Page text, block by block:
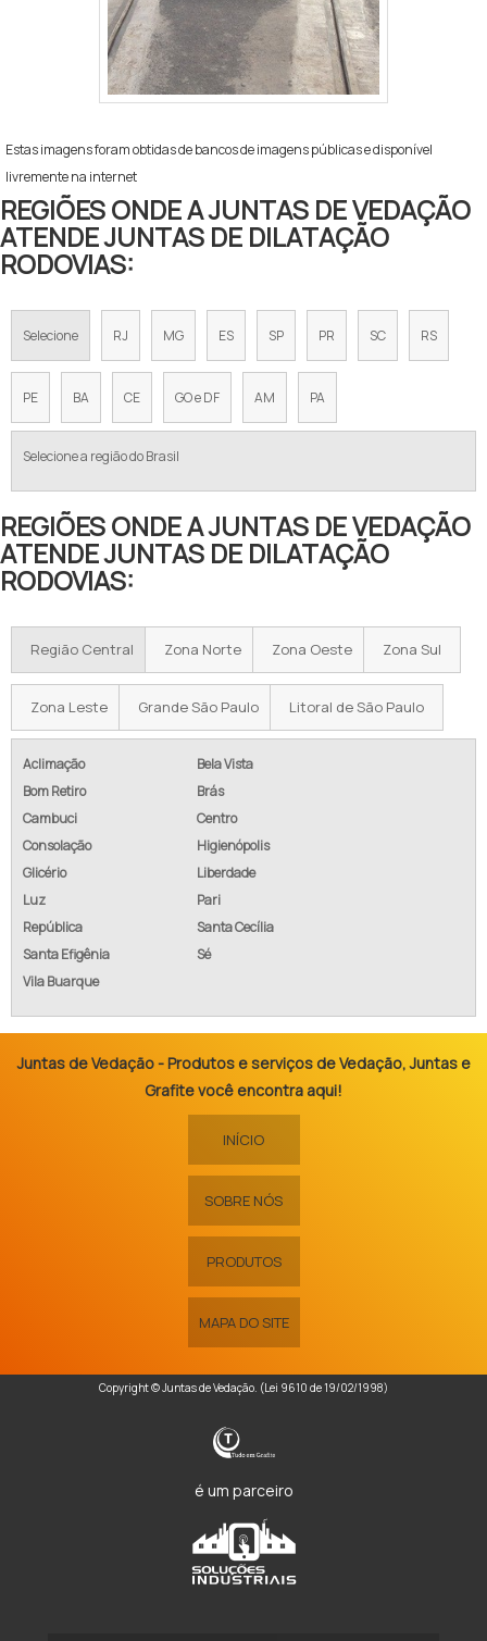
Estas imagens foram obtidas de bancos de imagens públicas e disponível
livremente na internet
REGIÕES ONDE A JUNTAS DE VEDAÇÃO
ATENDE JUNTAS DE DILATAÇÃO
RODOVIAS:
Selecione RJ MG ES SP PR SC RS
PE BA CE GO e DF AM PA
Selecione a região do Brasil
REGIÕES ONDE A JUNTAS DE VEDAÇÃO
ATENDE JUNTAS DE DILATAÇÃO
RODOVIAS:
Região Central Zona Norte Zona Oeste Zona Sul
Zona Leste Grande São Paulo Litoral de São Paulo
Aclimação
Bela Vista
Bom Retiro
Brás
Cambuci
Centro
Consolação
Higienópolis
Glicério
Liberdade
Luz
Pari
República
Santa Cecília
Santa Efigênia
Sé
Vila Buarque
Juntas de Vedação - Produtos e serviços de Vedação, Juntas e
Grafite você encontra aqui!
INÍCIO
SOBRE NÓS
PRODUTOS
MAPA DO SITE
Copyright © Juntas de Vedação. (Lei 9610 de 19/02/1998)
é um parceiro